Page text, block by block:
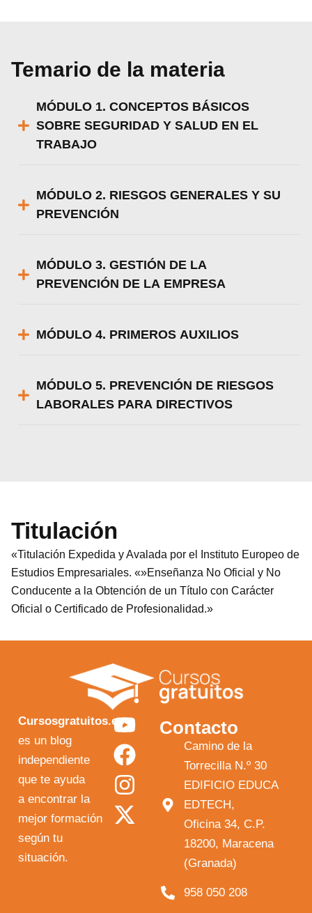
Temario de la materia
MÓDULO 1. CONCEPTOS BÁSICOS
SOBRE SEGURIDAD Y SALUD EN EL
TRABAJO
MÓDULO 2. RIESGOS GENERALES Y SU
PREVENCIÓN
MÓDULO 3. GESTIÓN DE LA
PREVENCIÓN DE LA EMPRESA
MÓDULO 4. PRIMEROS AUXILIOS
MÓDULO 5. PREVENCIÓN DE RIESGOS
LABORALES PARA DIRECTIVOS
Titulación
«Titulación Expedida y Avalada por el Instituto Europeo de
Estudios Empresariales. «»Enseñanza No Oficial y No
Conducente a la Obtención de un Título con Carácter
Oficial o Certificado de Profesionalidad.»
Cursosgratuitos.es
es un blog
independiente
que te ayuda
a encontrar la
mejor formación
según tu
situación.
Y
o
u
t
u
F
a
c
e
b
I
n
s
t
a
X
-
t
w
i
Contacto
Camino de la
Torrecilla N.º 30
EDIFICIO EDUCA
EDTECH,
Oficina 34, C.P.
18200, Maracena
(Granada)
958 050 208